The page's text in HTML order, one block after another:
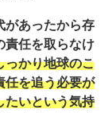
があったから存
責任を取らなけ
っかり地球のこ
任を追う必要が
たいという気持